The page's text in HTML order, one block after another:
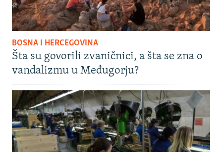
BOSNA I HERCEGOVINA
Šta su govorili zvaničnici, a šta se zna o
vandalizmu u Međugorju?